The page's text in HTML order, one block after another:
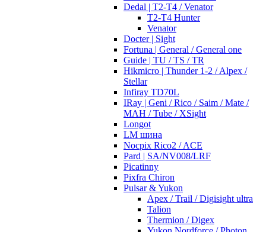
Dedal | T2-T4 / Venator
T2-T4 Hunter
Venator
Docter | Sight
Fortuna | General / General one
Guide | TU / TS / TR
Hikmicro | Thunder 1-2 / Alpex /
Stellar
Infiray TD70L
IRay | Geni / Rico / Saim / Mate /
MAH / Tube / XSight
Longot
LM шина
Nocpix Rico2 / ACE
Pard | SA/NV008/LRF
Picatinny
Pixfra Chiron
Pulsar & Yukon
Apex / Trail / Digisight ultra
Talion
Thermion / Digex